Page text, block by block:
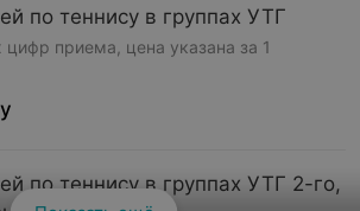
по теннису в группах УТГ
цифр приема, цена указана за 1
по теннису в группах УТГ 2-го,